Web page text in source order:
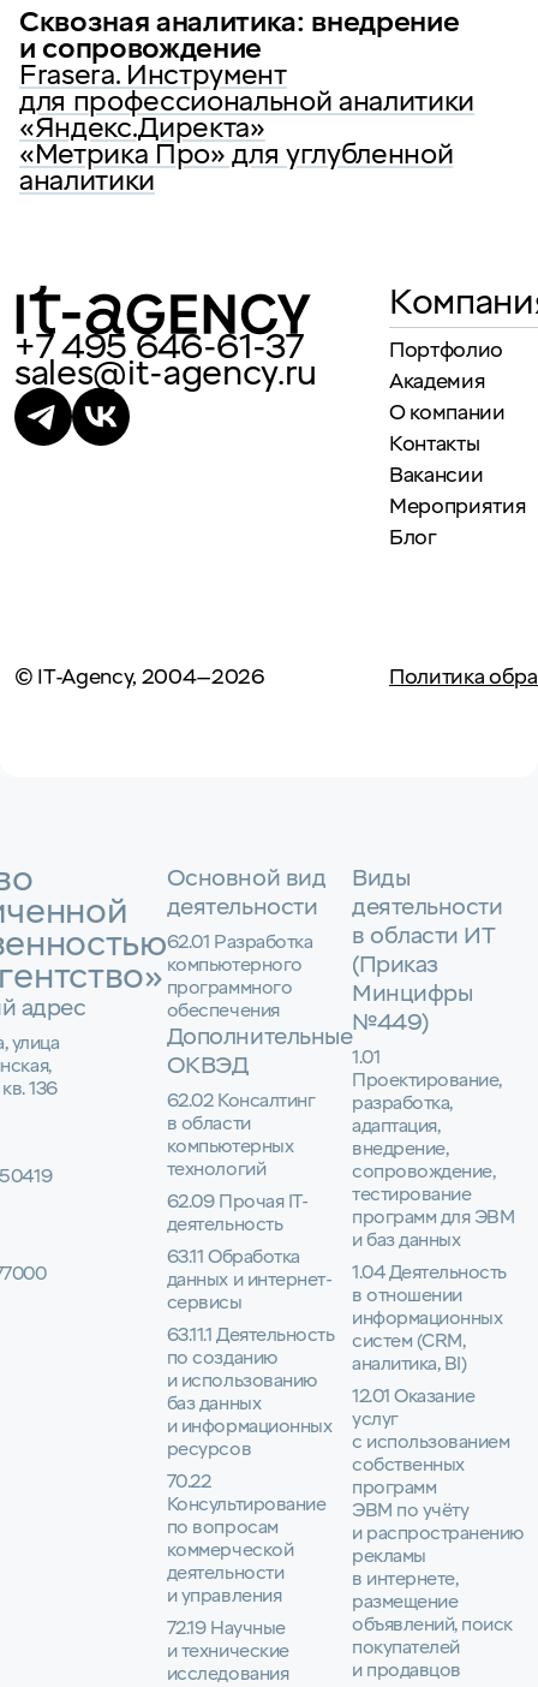
Сквозная аналитика: внедрение
и сопровождение
Frasera. Инструмент
для профессиональной аналитики
«Яндекс.Директа»
«Метрика Про» для углубленной
аналитики
+7 495 646-61-37
sales@it-agency.ru
Портфолио
Академия
О компании
Контакты
Вакансии
Мероприятия
Блог
© IT-Agency, 2004—2026 Политика
адрес
улица
136
Основной вид
деятельности
62.01 Разработка
компьютерного
программного
обеспечения
Дополнительные
ОКВЭД
62.02 Консалтинг
в области
компьютерных
технологий
62.09 Прочая IT-
деятельность
63.11 Обработка
данных и интернет-
сервисы
63.11.1 Деятельность
по созданию
и использованию
баз данных
и информационных
ресурсов
70.22
Консультирование
по вопросам
коммерческой
деятельности
и управления
72.19 Научные
и технические
исследования
Виды
деятельности
в области ИТ
(Приказ
Минцифры
№449)
1.01
Проектирование,
разработка,
адаптация,
внедрение,
сопровождение,
тестирование
программ для ЭВМ
и баз данных
1.04 Деятельность
в отношении
информационных
систем (CRM,
аналитика, BI)
12.01 Оказание
услуг
с использованием
собственных
программ
ЭВМ по учёту
и распространению
рекламы
в интернете,
размещение
объявлений, поиск
покупателей
и продавцов